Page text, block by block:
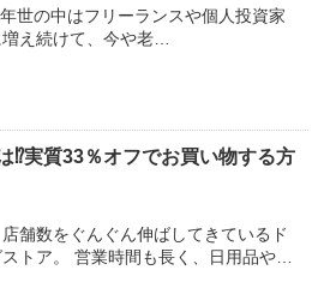
世の中はフリーランスや個人投資家
え続けて、今や老…
⁉実質33％オフでお買い物する方
舗数をぐんぐん伸ばしてきているド
ストア。 営業時間も長く、日用品や…